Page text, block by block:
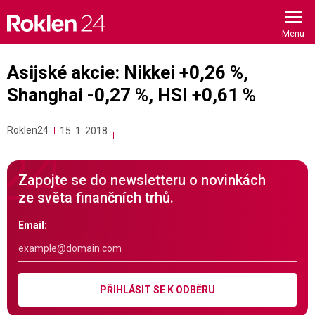
content
Asijské akcie: Nikkei +0,26 %,
Shanghai -0,27 %, HSI +0,61 %
Roklen24 15. 1. 2018
Zapojte se do newsletteru o novinkách
ze světa finančních trhů.
Email:
PŘIHLÁSIT SE K ODBĚRU